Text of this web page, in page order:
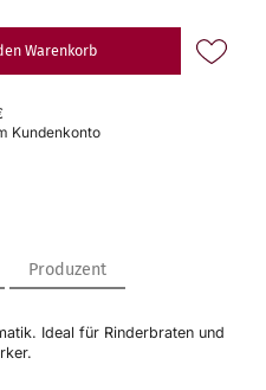
Warenkorb
Kundenkonto
Produzent
Ideal für Rinderbraten und